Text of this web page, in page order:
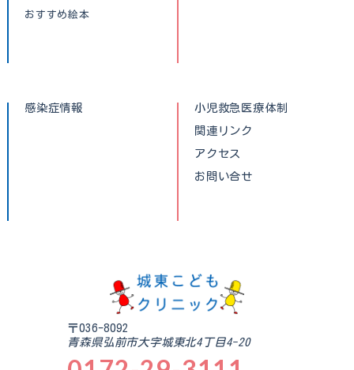
おすすめ絵本
感染症情報
小児救急医療体制
関連リンク
アクセス
お問い合せ
〒036-8092
青森県弘前市大字城東北4丁目4-20